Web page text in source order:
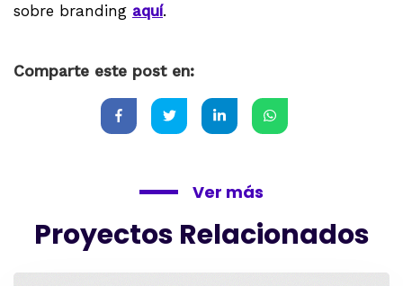
sobre branding aquí.
Comparte este post en:
Ver más
Proyectos Relacionados